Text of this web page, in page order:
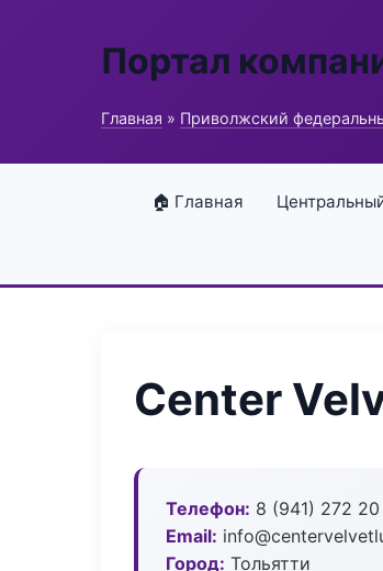
Портал
Главная » Приволжский
🏠 Главная
Center
Телефон: 8 (941) 272 20
Email:
Город: Тольятти